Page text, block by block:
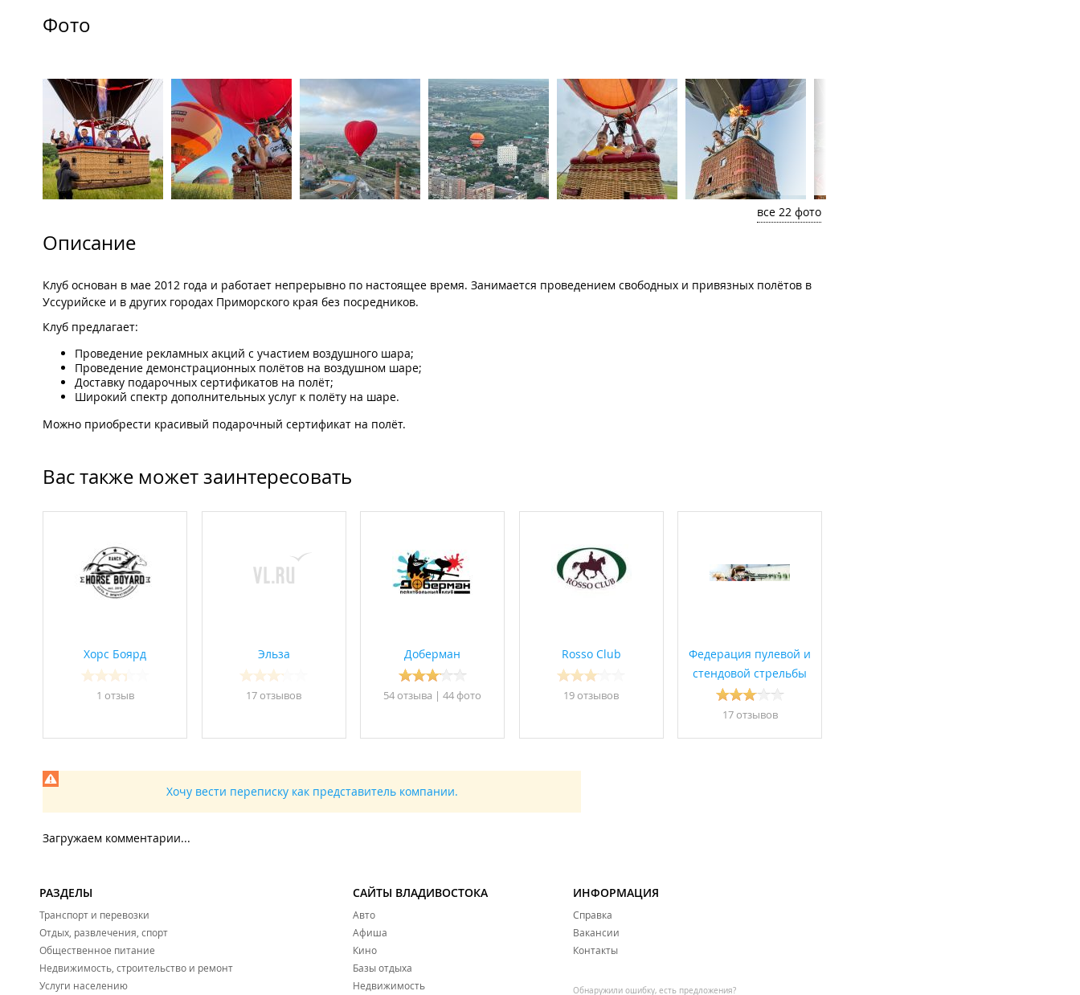
Фото
все 22 фото
Описание
Клуб основан в мае 2012 года и работает непрерывно по настоящее время. Занимается проведением свободных и привязных полётов в
Уссурийске и в других городах Приморского края без посредников.
Клуб предлагает:
Проведение рекламных акций с участием воздушного шара;
Проведение демонстрационных полётов на воздушном шаре;
Доставку подарочных сертификатов на полёт;
Широкий спектр дополнительных услуг к полёту на шаре.
Можно приобрести красивый подарочный сертификат на полёт.
Вас также может заинтересовать
Хорс Боярд
1 отзыв
Эльза
17 отзывов
Доберман
54 отзывa | 44 фото
Rosso Club
19 отзывов
Федерация пулевой и
стендовой стрельбы
17 отзывов
Хочу вести переписку как представитель компании.
Загружаем комментарии...
РАЗДЕЛЫ
Транспорт и перевозки
Отдых, развлечения, спорт
Общественное питание
Недвижимость, строительство и ремонт
Услуги населению
САЙТЫ ВЛАДИВОСТОКА
Авто
Афиша
Кино
Базы отдыха
Недвижимость
ИНФОРМАЦИЯ
Справка
Вакансии
Контакты
Обнаружили ошибку, есть предложения?